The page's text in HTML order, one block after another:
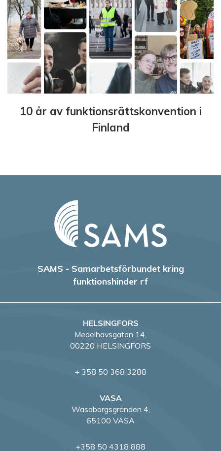
10 år av funktionsrättskonvention i
Finland
SAMS - Samarbetsförbundet kring
funktionshinder rf
HELSINGFORS
Medelhavsgatan 14,
00220 HELSINGFORS
+ 358 50 368 3288
VASA
Wasaborgsgränden 4,
65100 VASA
+358 50 4318 888